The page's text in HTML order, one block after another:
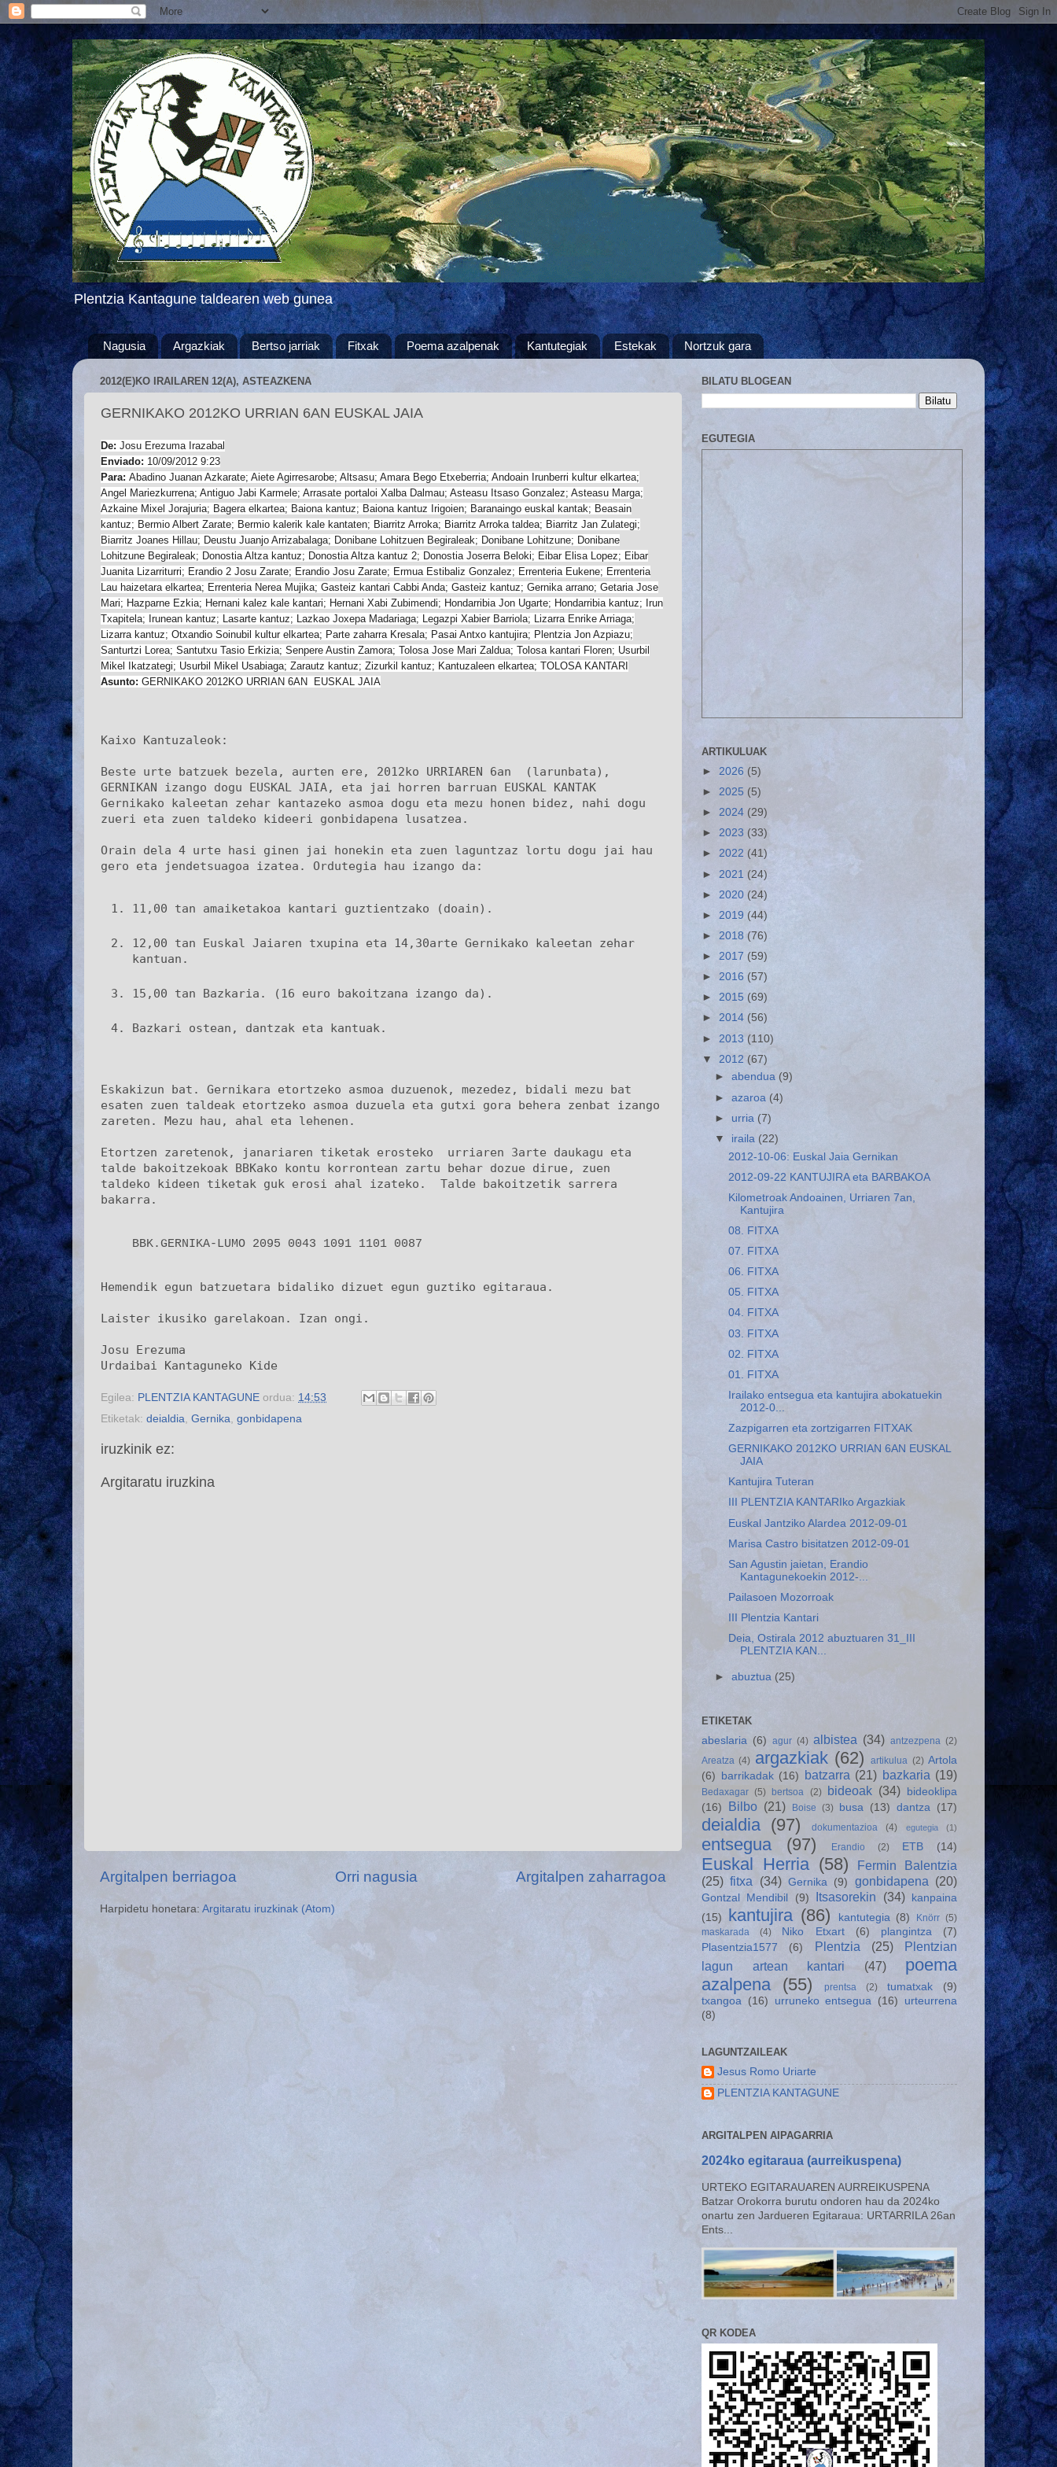
Plentzia Kantagune taldearen web gunea
Nagusia Argazkiak Bertso jarriak Fitxak Poema azalpenak Kantutegiak Estekak Nortzuk gara
2012(E)KO IRAILAREN 12(A), ASTEAZKENA
GERNIKAKO 2012KO URRIAN 6AN EUSKAL JAIA
De: Josu Erezuma Irazabal
Enviado: 10/09/2012 9:23
Para: Abadino Juanan Azkarate; Aiete Agirresarobe; Altsasu; Amara Bego Etxeberria; Andoain Irunberri kultur elkartea;
Angel Mariezkurrena; Antiguo Jabi Karmele; Arrasate portaloi Xalba Dalmau; Asteasu Itsaso Gonzalez; Asteasu Marga;
Azkaine Mixel Jorajuria; Bagera elkartea; Baiona kantuz; Baiona kantuz Irigoien; Baranaingo euskal kantak; Beasain
kantuz; Bermio Albert Zarate; Bermio kalerik kale kantaten; Biarritz Arroka; Biarritz Arroka taldea; Biarritz Jan Zulategi;
Biarritz Joanes Hillau; Deustu Juanjo Arrizabalaga; Donibane Lohitzuen Begiraleak; Donibane Lohitzune; Donibane
Lohitzune Begiraleak; Donostia Altza kantuz; Donostia Altza kantuz 2; Donostia Joserra Beloki; Eibar Elisa Lopez; Eibar
Juanita Lizarriturri; Erandio 2 Josu Zarate; Erandio Josu Zarate; Ermua Estibaliz Gonzalez; Errenteria Eukene; Errenteria
Lau haizetara elkartea; Errenteria Nerea Mujika; Gasteiz kantari Cabbi Anda; Gasteiz kantuz; Gernika arrano; Getaria Jose
Mari; Hazparne Ezkia; Hernani kalez kale kantari; Hernani Xabi Zubimendi; Hondarribia Jon Ugarte; Hondarribia kantuz; Irun
Txapitela; Irunean kantuz; Lasarte kantuz; Lazkao Joxepa Madariaga; Legazpi Xabier Barriola; Lizarra Enrike Arriaga;
Lizarra kantuz; Otxandio Soinubil kultur elkartea; Parte zaharra Kresala; Pasai Antxo kantujira; Plentzia Jon Azpiazu;
Santurtzi Lorea; Santutxu Tasio Erkizia; Senpere Austin Zamora; Tolosa Jose Mari Zaldua; Tolosa kantari Floren; Usurbil
Mikel Ikatzategi; Usurbil Mikel Usabiaga; Zarautz kantuz; Zizurkil kantuz; Kantuzaleen elkartea; TOLOSA KANTARI
Asunto: GERNIKAKO 2012KO URRIAN 6AN EUSKAL JAIA
Kaixo Kantuzaleok:
Beste urte batzuek bezela, aurten ere, 2012ko URRIAREN 6an  (larunbata),
GERNIKAN izango dogu EUSKAL JAIA, eta jai horren barruan EUSKAL KANTAK
Gernikako kaleetan zehar kantazeko asmoa dogu eta mezu honen bidez, nahi dogu
zueri eta zuen taldeko kideeri gonbidapena lusatzea.
Orain dela 4 urte hasi ginen jai honekin eta zuen laguntzaz lortu dogu jai hau
gero eta jendetsuagoa izatea. Ordutegia hau izango da:
11,00 tan amaiketakoa kantari guztientzako (doain).
12,00 tan Euskal Jaiaren txupina eta 14,30arte Gernikako kaleetan zehar
kantuan.
15,00 tan Bazkaria. (16 euro bakoitzana izango da).
Bazkari ostean, dantzak eta kantuak.
Eskakizun bat. Gernikara etortzeko asmoa duzuenok, mezedez, bidali mezu bat
esaten zuen taldeak etortzeko asmoa duzuela eta gutxi gora behera zenbat izango
zareten. Mezu hau, ahal eta lehenen.
Etortzen zaretenok, janariaren tiketak erosteko  urriaren 3arte daukagu eta
talde bakoitzekoak BBKako kontu korrontean zartu behar dozue dirue, zuen
taldeko kideen tiketak guk erosi ahal izateko.  Talde bakoitzetik sarrera
bakarra.
BBK.GERNIKA-LUMO 2095 0043 1091 1101 0087
Hemendik egun batzuetara bidaliko dizuet egun guztiko egitaraua.
Laister ikusiko garelakoan. Izan ongi.
Josu Erezuma
Urdaibai Kantaguneko Kide
Egilea: PLENTZIA KANTAGUNE ordua: 14:53
Etiketak: deialdia, Gernika, gonbidapena
iruzkinik ez:
Argitaratu iruzkina
Argitalpen berriagoa Argitalpen zaharragoa
Orri nagusia
Harpidetu honetara: Argitaratu iruzkinak (Atom)
BILATU BLOGEAN
EGUTEGIA
ARTIKULUAK
► 2026 (5)
► 2025 (5)
► 2024 (29)
► 2023 (33)
► 2022 (41)
► 2021 (24)
► 2020 (24)
► 2019 (44)
► 2018 (76)
► 2017 (59)
► 2016 (57)
► 2015 (69)
► 2014 (56)
► 2013(110)
▼ 2012 (67)
►abendua (9)
►azaroa (4)
► urria (7)
▼ iraila (22)
2012-10-06: Euskal Jaia Gernikan
2012-09-22 KANTUJIRA eta BARBAKOA
Kilometroak Andoainen, Urriaren 7an,
Kantujira
08. FITXA
07. FITXA
06. FITXA
05. FITXA
04. FITXA
03. FITXA
02. FITXA
01. FITXA
Irailako entsegua eta kantujira abokatuekin
2012-0...
Zazpigarren eta zortzigarren FITXAK
GERNIKAKO 2012KO URRIAN 6AN EUSKAL
JAIA
Kantujira Tuteran
III PLENTZIA KANTARIko Argazkiak
Euskal Jantziko Alardea 2012-09-01
Marisa Castro bisitatzen 2012-09-01
San Agustin jaietan, Erandio
Kantagunekoekin 2012-...
Pailasoen Mozorroak
III Plentzia Kantari
Deia, Ostirala 2012 abuztuaren 31_III
PLENTZIA KAN...
►abuztua (25)
ETIKETAK
abeslaria (6) agur (4) albistea (34) antzezpena (2)
Areatza (4) argazkiak (62) artikulua (2) Artola
(6) barrikadak (16) batzarra (21) bazkaria (19)
Bedaxagar (5) bertsoa (2) bideoak (34)
bideoklipa
(16)
Bilbo (21) Boise (3) busa (13) dantza (17)
deialdia (97) dokumentazioa (4) egutegia (1)
entsegua (97) Erandio (2) ETB (14)
Euskal Herria (58)
Fermin Balentzia
(25) fitxa (34) Gernika (9) gonbidapena (20)
Gontzal Mendibil (9) Itsasorekin (34)
kanpaina
(15)
kantujira (86) kantutegia (8) Knörr (5)
maskarada
(4) Niko Etxart (6) plangintza
(7)
Plasentzia1577
(6) Plentzia (25)
Plentzian
lagun artean kantari
(47)
poema
azalpena
(55) prentsa (2) tumatxak
(9)
txangoa
(16) urruneko entsegua (16)
urteurrena
(8)
LAGUNTZAILEAK
Jesus Romo Uriarte
PLENTZIA KANTAGUNE
ARGITALPEN AIPAGARRIA
2024ko egitaraua (aurreikuspena)
URTEKO EGITARAUAREN AURREIKUSPENA
Batzar Orokorra burutu ondoren hau da 2024ko
onartu zen Jardueren Egitaraua: URTARRILA 26an
Ents...
QR KODEA